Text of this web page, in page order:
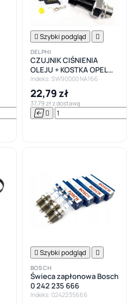


 Szybki podgląd 
DELPHI
CZUJNIK CIŚNIENIA
OLEJU + KOSTKA OPEL
2.0 CDTI
Indeks: SW90000 NA166
22,79 zł
37,79 zł z dostawą
 
 Szybki podgląd 
BOSCH
Świeca zapłonowa Bosch
0 242 235 666
Indeks: 0242235666